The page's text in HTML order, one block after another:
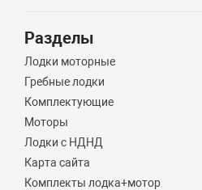
Разделы
Лодки моторные
Гребные лодки
Комплектующие
Моторы
Лодки с НДНД
Карта сайта
Комплекты лодка+мотор